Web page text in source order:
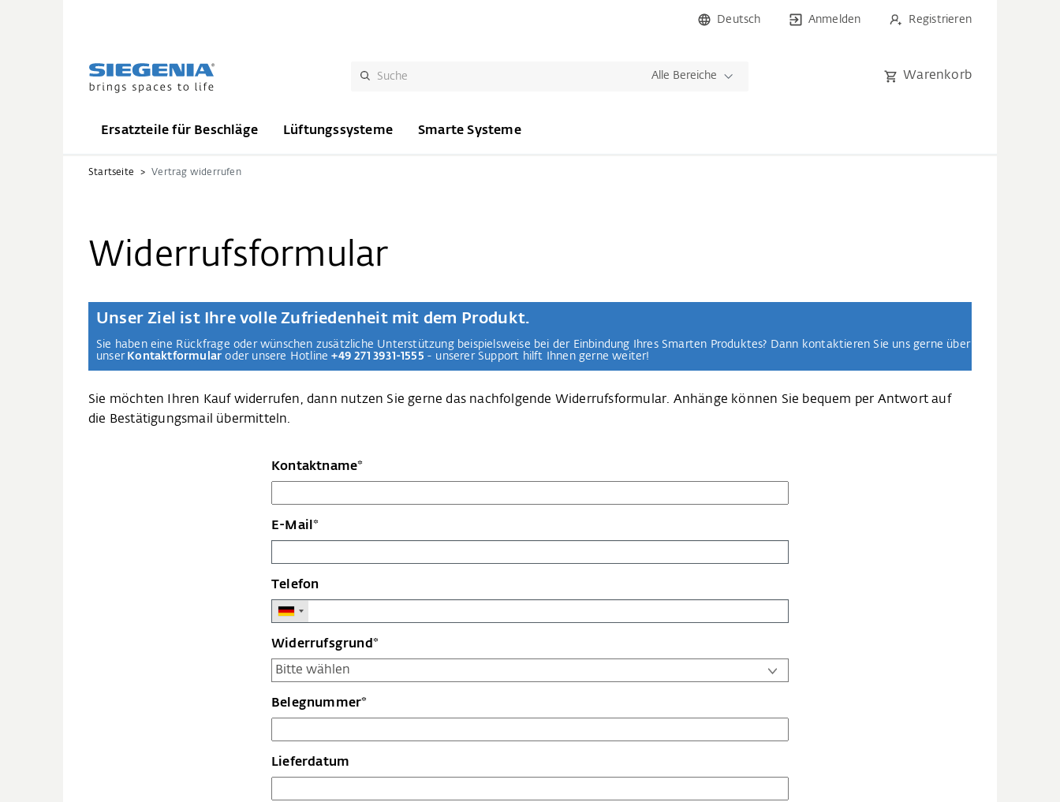
Deutsch Anmelden Registrieren
Alle Bereiche Warenkorb
Ersatzteile für Beschläge Lüftungssysteme Smarte Systeme
Startseite Vertrag widerrufen
Widerrufsformular
Unser Ziel ist Ihre volle Zufriedenheit mit dem Produkt.
Sie haben eine Rückfrage oder wünschen zusätzliche Unterstützung beispielsweise bei der Einbindung Ihres Smarten Produktes? Dann kontaktieren Sie uns gerne über
unser Kontaktformular oder unsere Hotline+49 271 3931-1555 - unserer Support hilft Ihnen gerne weiter!
Sie möchten Ihren Kauf widerrufen, dann nutzen Sie gerne das nachfolgende Widerrufsformular. Anhänge können Sie bequem per Antwort auf
die Bestätigungsmail übermitteln.
Kontaktname*
E-Mail*
Telefon
Widerrufsgrund*
Belegnummer*
Lieferdatum